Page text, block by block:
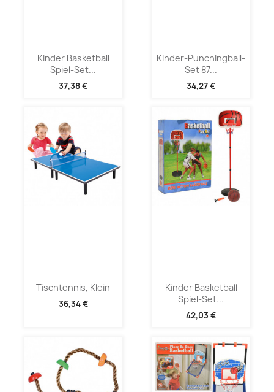
Kinder Basketball
Spiel-Set...
37,38 €
Kinder-Punchingball-
Set 87...
34,27 €
Tischtennis, Klein
36,34 €
Kinder Basketball
Spiel-Set...
42,03 €